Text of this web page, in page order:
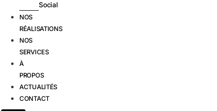
Social
NOS
RÉALISATIONS
NOS
SERVICES
À
PROPOS
ACTUALITÉS
CONTACT